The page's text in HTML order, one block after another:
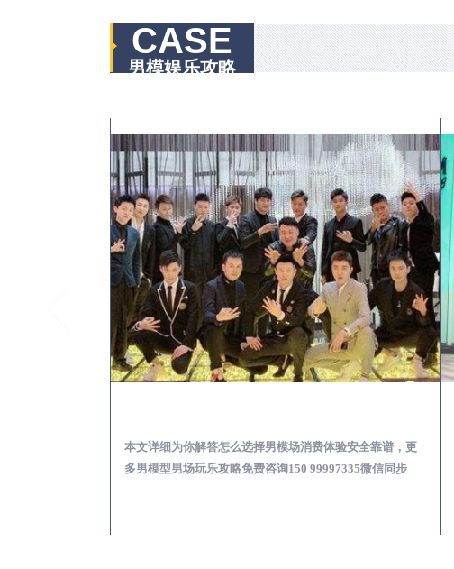
CASE
男模娱乐攻略
本文详细为你解答怎么选择男模场消费体验安全靠谱，更
多男模型男场玩乐攻略免费咨询150 99997335微信同步